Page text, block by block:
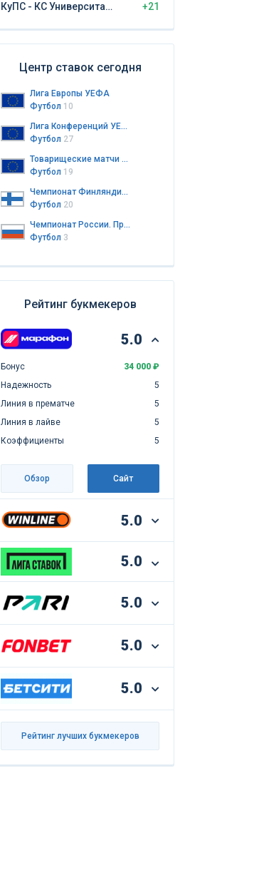
КуПС - КС Университатя Крайова +21
Центр ставок сегодня
Лига Европы УЕФА
Футбол 10
Лига Конференций УЕФА
Футбол 27
Товарищеские матчи клубов
Футбол 19
Чемпионат Финляндии. Колмонен. 3-й дивизион
Футбол 20
Чемпионат России. Премьер-лига
Футбол 3
Рейтинг букмекеров
5.0
Бонус
34 000 ₽
Надежность
5
Линия в прематче
5
Линия в лайве
5
Коэффициенты
5
Обзор Сайт
5.0
5.0
5.0
5.0
5.0
Рейтинг лучших букмекеров